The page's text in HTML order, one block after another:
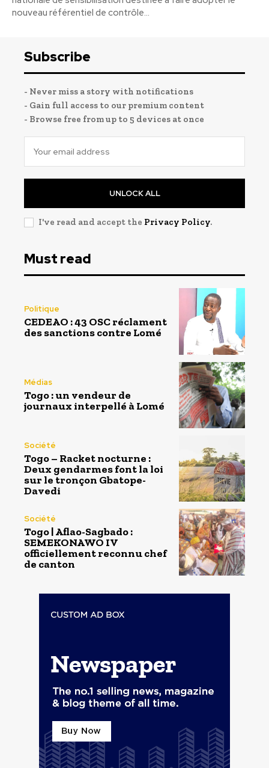
nouveau référentiel de contrôle...
Subscribe
- Never miss a story with notifications
- Gain full access to our premium content
- Browse free from up to 5 devices at once
UNLOCK ALL
I've read and accept the Privacy Policy.
Must read
Politique
CEDEAO : 43 OSC réclament
des sanctions contre Lomé
Médias
Togo : un vendeur de
journaux interpellé à Lomé
Société
Togo – Racket nocturne :
Deux gendarmes font la loi
sur le tronçon Gbatope-
Davedi
Société
Togo | Aflao-Sagbado :
SEMEKONAWO IV
officiellement reconnu chef
de canton